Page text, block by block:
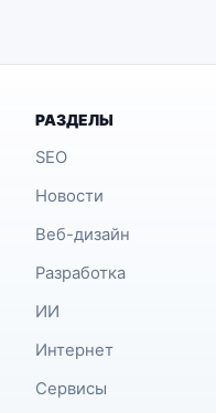
РАЗДЕЛЫ
SEO
Новости
Веб-дизайн
Разработка
ИИ
Интернет
Сервисы